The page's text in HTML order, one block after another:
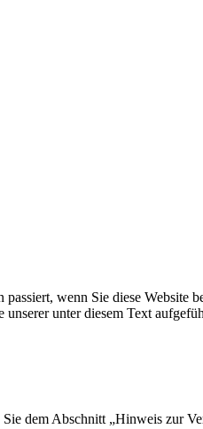
wenn Sie diese Website
unter diesem Text
dem Abschnitt „Hinweis zur